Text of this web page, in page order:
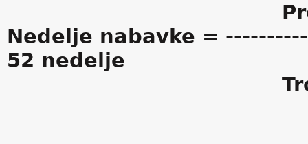
Prosečna
Nedelje nabavke =
52 nedelje
Trošak